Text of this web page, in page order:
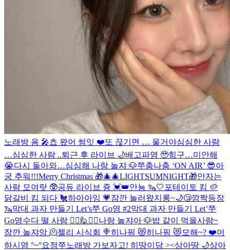
노래방 옴 🎤쵸 왔어 썸잇 ❤️또 끊기면 … 울거야심심한 사람
…심심한 사람 ..퇴근 후 라이브 🌙배고파염 🥹힝구…미안해
😭다시 돌아와…심심해 나랑 놀쟈 🐶쭈춤나춤 ‘ON AIR’ 😎아
궁 추워!!!Merry Christmas 🎁🎄🎄LIGHTSUMNIGHT🎁안자는
사람 모여랏 🥸공듀 라이브 즁 💓👑안뇽 🦦🤍 포테이토 킴 🥔
닭갈비 킴 되다 🐔하아아잉 💗잠깐 놀러왔지롱~🌙😴깜짝등장
🦦막대 과자 만들기 Let’s쭈 Go영 #2막대 과자 만들기 Let’쭈
Go영수다 떨 사람 🙋‍♀️🙋🙋‍♂️나랑 놀쟈아 🐶밥 같이 먹을사람~
잠깐 놀쟈앙 🫠젤리 시식회 🍭히나핑 😻히나핑 😻 모해~? ❤️머
하시염 °~°요정쭈노래방 가보자고! 히땅이당 ><상아땅 🌙상아